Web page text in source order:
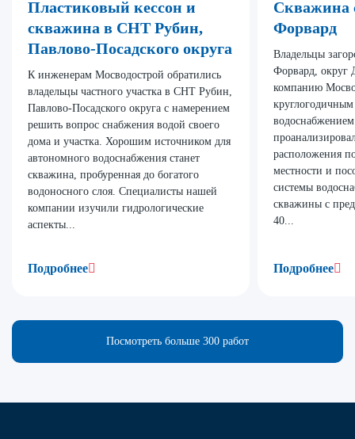
Пластиковый кессон и
скважина в СНТ Рубин,
Павлово-Посадского округа
К инженерам Мосводострой обратились
владельцы частного участка в СНТ Рубин,
Павлово-Посадского округа с намерением
решить вопрос снабжения водой своего
дома и участка. Хорошим источником для
автономного водоснабжения станет
скважина, пробуренная до богатого
водоносного слоя. Специалисты нашей
компании изучили гидрологические
аспекты...
Подробнее
Скважина
Форвард
Владельцы
Форвард, округ
компанию
расположения
местности и
системы
скважины с
40...
Подробнее
Посмотреть больше 300 работ